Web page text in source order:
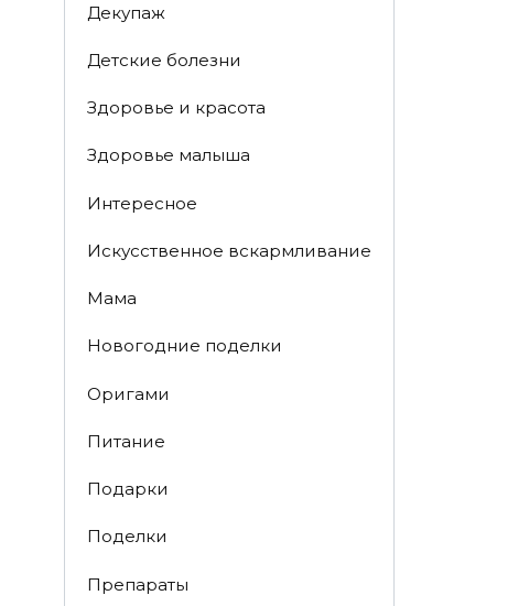
Декупаж
Детские болезни
Здоровье и красота
Здоровье малыша
Интересное
Искусственное вскармливание
Мама
Новогодние поделки
Оригами
Питание
Подарки
Поделки
Препараты